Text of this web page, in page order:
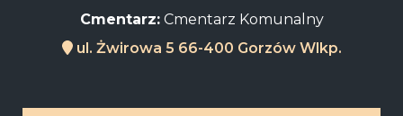
Cmentarz:Cmentarz Komunalny
ul. Żwirowa 5 66-400 Gorzów Wlkp.